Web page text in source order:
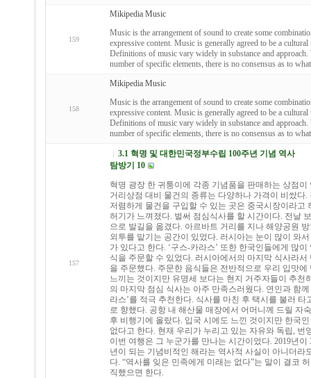
159
Mikipedia Music
Music is the arrangement of sound to create some
expressive content. Music is generally agreed to be a
Definitions of music vary widely in substance and
number of specific elements, there is no consensus as to
158
Mikipedia Music
Music is the arrangement of sound to create some
expressive content. Music is generally agreed to be a
Definitions of music vary widely in substance and
number of specific elements, there is no consensus as to
157
3.1 혁명 및 대한민국정부수립 100주년 기념 역사
탐방기 10
혁명 광장 한 귀퉁이에 각종 기념품을 판매하는 상점
거리상점 대비 물건의 종류는 다양하나 가격이 비쌌
저렴하게 물건을 구입할 수 있는 곳은 중국시장이라
허기가 느껴졌다. 벌써 점심식사를 할 시간이다. 전날
으로 발길을 옮겼다. 아르바트 거리를 지나 해양공원
외투를 맡기는 공간이 있었다. 러시아는 눈이 많이 와
가 있다고 한다. ‘구스-카라스’ 또한 한국인들에게 많
식을 주문할 수 있었다. 러시아에서의 마지막 식사라
을 주문했다. 주문한 음식들은 전반적으로 우리 입맛
느끼는 것이지만 유명세 보다는 현지 거주자들이 추
의 마지막 점심 식사는 아주 만족스러웠다. 연인과 함
라스’를 적극 추천한다. 식사를 마친 후 택시를 불러
로 향했다. 공항 내 해산물 매장에서 어머니께 드릴 자
후 비행기에 올랐다. 입국 시에도 느낀 것이지만 한국
없다고 한다. 현재 우리가 누리고 있는 자유와 독립,
이번 여행은 그 누군가를 만나는 시간이었다. 2019년
년이 되는 기념비적인 해라는 역사적 사실이 아니더
다. “역사를 잊은 민족에게 미래는 없다”는 말이 결코
직했으면 한다.